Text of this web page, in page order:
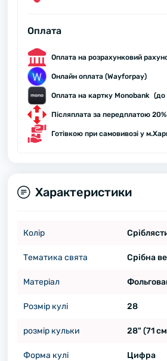
Оплата
Оплата на розрахунковий
Онлайн оплата (Wayforpay)
Оплата на картку Monobank (до
Післяплата за передплатою
Готівкою при самовивозі у
Характеристики
Колір
Тематика свята Срібна
Матеріал
Розмір кулі 28
розмір кульки 28" (71
Форма кулі Цифра